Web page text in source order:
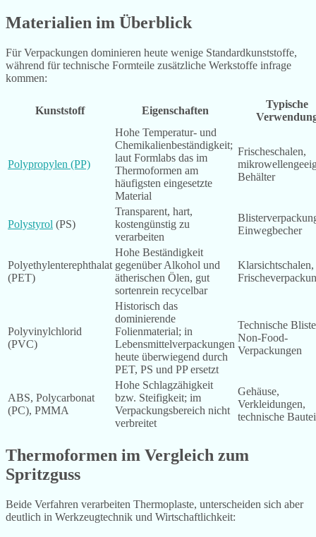
Materialien im Überblick
Für Verpackungen dominieren heute wenige Standardkunststoffe,
während für technische Formteile zusätzliche Werkstoffe infrage
kommen:
Kunststoff Eigenschaften
Typische
Polypropylen (PP)
Hohe Temperatur- und
Chemikalienbeständigkeit;
laut Formlabs das im
Thermoformen am
häufigsten eingesetzte
Material
Frischeschalen,
Behälter
Polystyrol (PS)
Transparent, hart,
kostengünstig zu
verarbeiten
Einwegbecher
Polyethylenterephthalat
(PET)
Hohe Beständigkeit
gegenüber Alkohol und
ätherischen Ölen, gut
sortenrein recycelbar
Klarsichtschalen,
Polyvinylchlorid
(PVC)
Historisch das
dominierende
Folienmaterial; in
Lebensmittelverpackungen
heute überwiegend durch
PET, PS und PP ersetzt
Technische
Non-Food-
Verpackungen
ABS, Polycarbonat
(PC), PMMA
Hohe Schlagzähigkeit
bzw. Steifigkeit; im
Verpackungsbereich nicht
verbreitet
Gehäuse,
Verkleidungen,
technische
Thermoformen im Vergleich zum
Spritzguss
Beide Verfahren verarbeiten Thermoplaste, unterscheiden sich aber
deutlich in Werkzeugtechnik und Wirtschaftlichkeit: